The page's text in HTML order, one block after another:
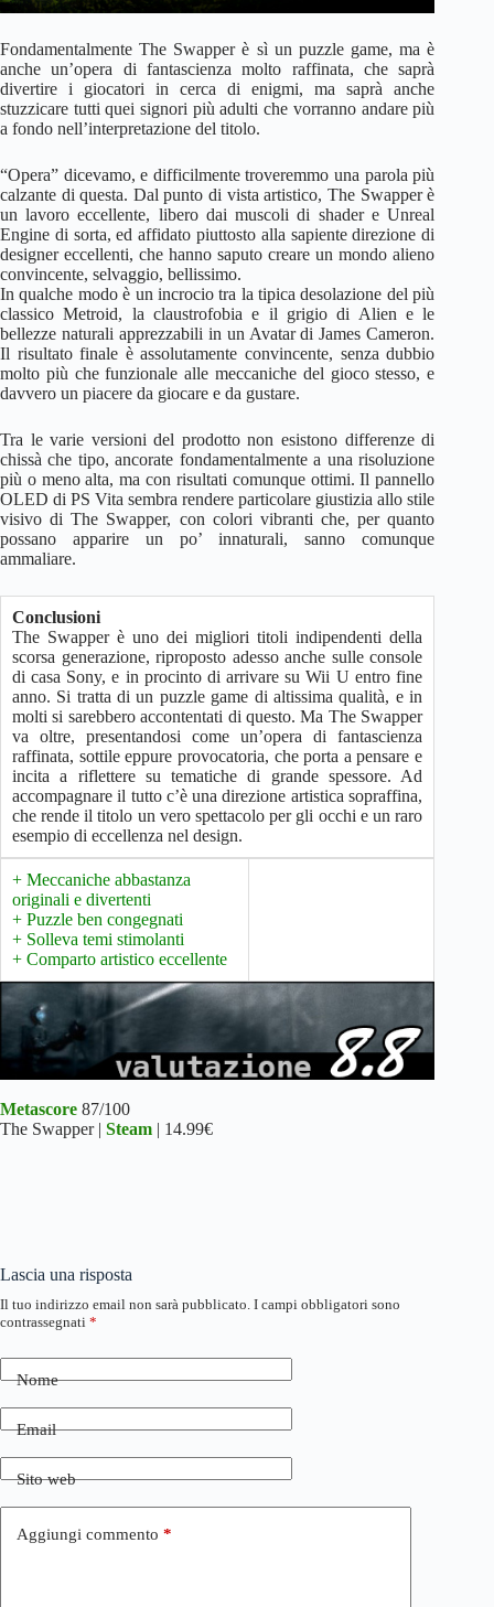
Fondamentalmente The Swapper è sì un puzzle game, ma è
anche un’opera di fantascienza molto raffinata, che saprà
divertire i giocatori in cerca di enigmi, ma saprà anche
stuzzicare tutti quei signori più adulti che vorranno andare più
a fondo nell’interpretazione del titolo.
“Opera” dicevamo, e difficilmente troveremmo una parola più
calzante di questa. Dal punto di vista artistico, The Swapper è
un lavoro eccellente, libero dai muscoli di shader e Unreal
Engine di sorta, ed affidato piuttosto alla sapiente direzione di
designer eccellenti, che hanno saputo creare un mondo alieno
convincente, selvaggio, bellissimo.
In qualche modo è un incrocio tra la tipica desolazione del più
classico Metroid, la claustrofobia e il grigio di Alien e le
bellezze naturali apprezzabili in un Avatar di James Cameron.
Il risultato finale è assolutamente convincente, senza dubbio
molto più che funzionale alle meccaniche del gioco stesso, e
davvero un piacere da giocare e da gustare.
Tra le varie versioni del prodotto non esistono differenze di
chissà che tipo, ancorate fondamentalmente a una risoluzione
più o meno alta, ma con risultati comunque ottimi. Il pannello
OLED di PS Vita sembra rendere particolare giustizia allo stile
visivo di The Swapper, con colori vibranti che, per quanto
possano apparire un po’ innaturali, sanno comunque
ammaliare.
Conclusioni
The Swapper è uno dei migliori titoli indipendenti della
scorsa generazione, riproposto adesso anche sulle console
di casa Sony, e in procinto di arrivare su Wii U entro fine
anno. Si tratta di un puzzle game di altissima qualità, e in
molti si sarebbero accontentati di questo. Ma The Swapper
va oltre, presentandosi come un’opera di fantascienza
raffinata, sottile eppure provocatoria, che porta a pensare e
incita a riflettere su tematiche di grande spessore. Ad
accompagnare il tutto c’è una direzione artistica sopraffina,
che rende il titolo un vero spettacolo per gli occhi e un raro
esempio di eccellenza nel design.
+ Meccaniche abbastanza
originali e divertenti
+ Puzzle ben congegnati
+ Solleva temi stimolanti
+ Comparto artistico eccellente
Metascore 87/100
The Swapper | Steam | 14.99€
Lascia una risposta
Il tuo indirizzo email non sarà pubblicato. I campi obbligatori sono
contrassegnati *
Nome
Email
Sito web
Aggiungi commento *